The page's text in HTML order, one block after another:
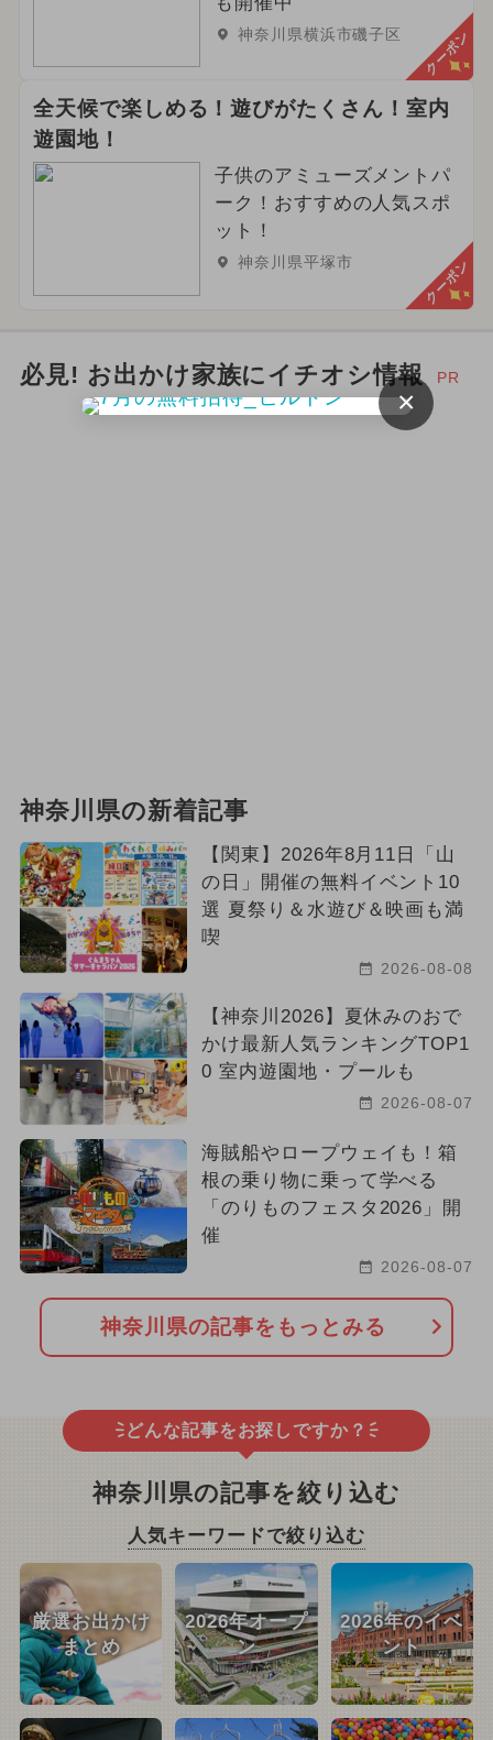
神奈川県横浜市磯子区 クーポン
全天候で楽しめる！遊びがたくさん！室内
遊園地！
子供のアミューズメントパ
ーク！おすすめの人気スポ
ット！
神奈川県平塚市 クーポン
必見! お出かけ家族にイチオシ情報 PR
神奈川県の新着記事
【関東】2026年8月11日「山
の日」開催の無料イベント10
選 夏祭り＆水遊び＆映画も満
喫
2026-08-08
【神奈川2026】夏休みのおで
かけ最新人気ランキングTOP1
0 室内遊園地・プールも
2026-08-07
海賊船やロープウェイも！箱
根の乗り物に乗って学べる
「のりものフェスタ2026」開
催
2026-08-07
神奈川県の記事をもっとみる
どんな記事をお探しですか？
神奈川県の記事を絞り込む
人気キーワードで絞り込む
厳選お出かけ
まとめ
2026年オープ
ン
2026年のイベ
ント
×